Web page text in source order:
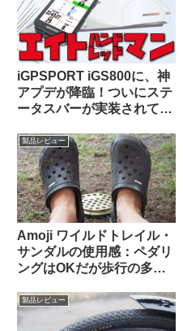
iGPSPORT iGS800に、神
アプデが降臨！ついにステ
ータスバーが実装されて俺
製品レビュー
Amoji ワイルドトレイル・
サンダルの使用感：ペダリ
ングはOKだが歩行の多い
CROCSの快適さに及ばず
製品レビュー